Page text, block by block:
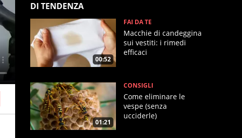
DI TENDENZA
00:52
FAI DA TE
Macchie di candeggina
sui vestiti: i rimedi
efficaci
01:21
CONSIGLI
Come eliminare le
vespe (senza
ucciderle)